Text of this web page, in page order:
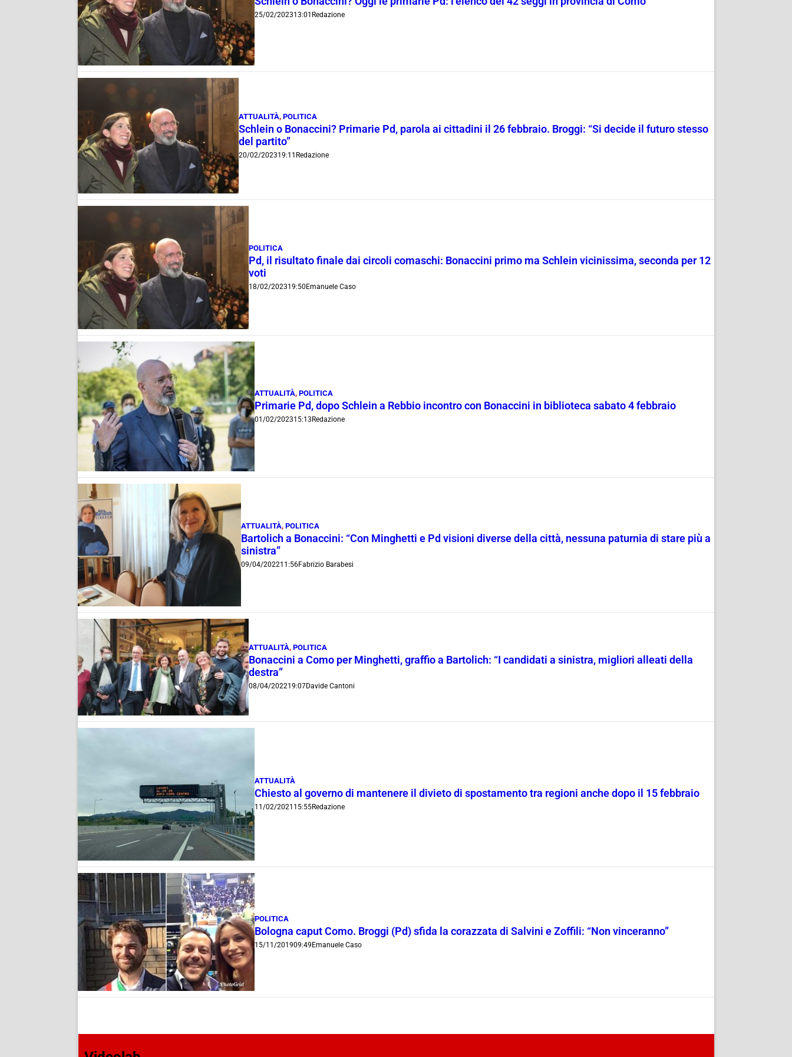
25/02/202313:01 Redazione
ATTUALITÀ, POLITICA
Schlein o Bonaccini? Primarie Pd, parola ai cittadini il 26 febbraio. Broggi: “Si decide il futuro stesso
del partito”
20/02/202319:11 Redazione
POLITICA
Pd, il risultato finale dai circoli comaschi: Bonaccini primo ma Schlein vicinissima, seconda per 12
voti
18/02/202319:50 Emanuele Caso
ATTUALITÀ, POLITICA
Primarie Pd, dopo Schlein a Rebbio incontro con Bonaccini in biblioteca sabato 4 febbraio
01/02/202315:13 Redazione
ATTUALITÀ,POLITICA
Bartolich a Bonaccini: “Con Minghetti e Pd visioni diverse della città, nessuna paturnia di stare più a
sinistra”
09/04/202211:56Fabrizio Barabesi
ATTUALITÀ,POLITICA
Bonaccini a Como per Minghetti, graffio a Bartolich: “I candidati a sinistra, migliori alleati della
destra”
08/04/202219:07Davide Cantoni
ATTUALITÀ
Chiesto al governo di mantenere il divieto di spostamento tra regioni anche dopo il 15 febbraio
11/02/2021 15:55Redazione
POLITICA
Bologna caput Como. Broggi (Pd) sfida la corazzata di Salvini e Zoffili: “Non vinceranno”
15/11/201909:49Emanuele Caso